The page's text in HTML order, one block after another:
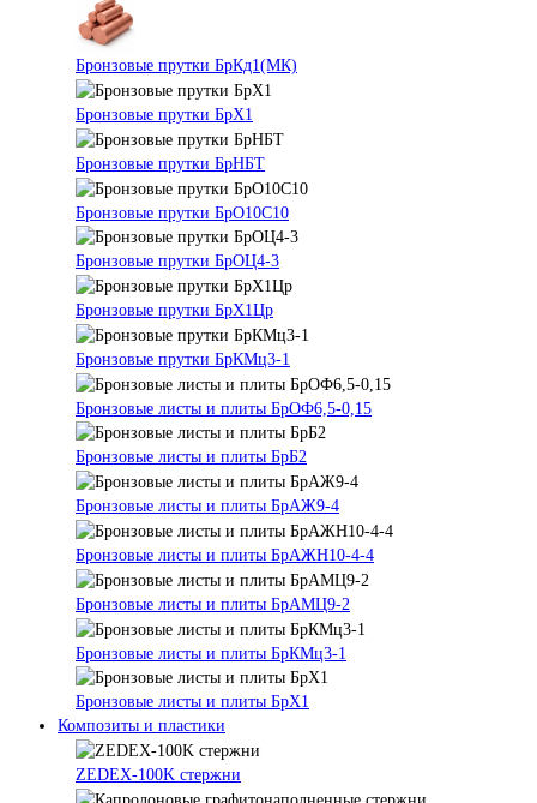
Бронзовые прутки БрКд1(МК)
Бронзовые прутки БрХ1
Бронзовые прутки БрНБТ
Бронзовые прутки БрО10С10
Бронзовые прутки БрОЦ4-3
Бронзовые прутки БрХ1Цр
Бронзовые прутки БрКМц3-1
Бронзовые листы и плиты БрОФ6,5-0,15
Бронзовые листы и плиты БрБ2
Бронзовые листы и плиты БрАЖ9-4
Бронзовые листы и плиты БрАЖН10-4-4
Бронзовые листы и плиты БрАМЦ9-2
Бронзовые листы и плиты БрКМц3-1
Бронзовые листы и плиты БрХ1
Композиты и пластики
ZEDEX-100K стержни